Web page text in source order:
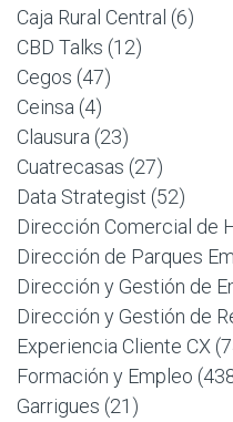
Caja Rural Central (6)
CBD Talks (12)
Cegos (47)
Ceinsa (4)
Clausura (23)
Cuatrecasas (27)
Data Strategist (52)
Dirección Comercial de
Dirección de Parques
Dirección y Gestión de
Dirección y Gestión de
Experiencia Cliente CX
Formación y Empleo
Garrigues (21)